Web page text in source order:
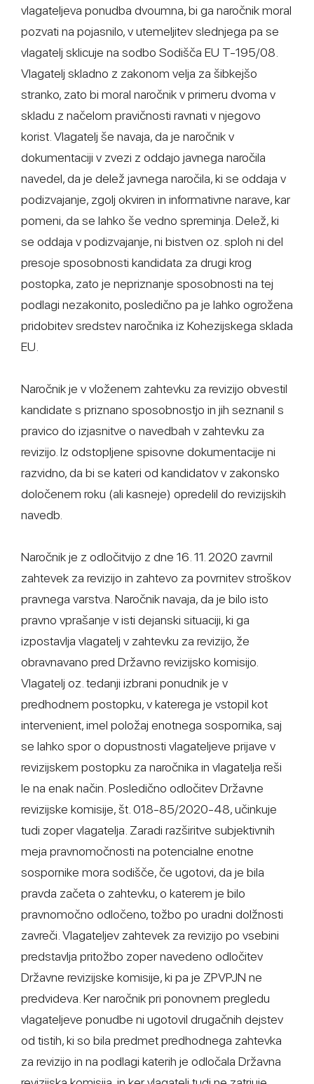
vlagateljeva ponudba dvoumna, bi ga naročnik moral
pozvati na pojasnilo, v utemeljitev slednjega pa se
vlagatelj sklicuje na sodbo Sodišča EU T-195/08.
Vlagatelj skladno z zakonom velja za šibkejšo
stranko, zato bi moral naročnik v primeru dvoma v
skladu z načelom pravičnosti ravnati v njegovo
korist. Vlagatelj še navaja, da je naročnik v
dokumentaciji v zvezi z oddajo javnega naročila
navedel, da je delež javnega naročila, ki se oddaja v
podizvajanje, zgolj okviren in informativne narave, kar
pomeni, da se lahko še vedno spreminja. Delež, ki
se oddaja v podizvajanje, ni bistven oz. sploh ni del
presoje sposobnosti kandidata za drugi krog
postopka, zato je nepriznanje sposobnosti na tej
podlagi nezakonito, posledično pa je lahko ogrožena
pridobitev sredstev naročnika iz Kohezijskega sklada
EU.
Naročnik je v vloženem zahtevku za revizijo obvestil
kandidate s priznano sposobnostjo in jih seznanil s
pravico do izjasnitve o navedbah v zahtevku za
revizijo. Iz odstopljene spisovne dokumentacije ni
razvidno, da bi se kateri od kandidatov v zakonsko
določenem roku (ali kasneje) opredelil do revizijskih
navedb.
Naročnik je z odločitvijo z dne 16. 11. 2020 zavrnil
zahtevek za revizijo in zahtevo za povrnitev stroškov
pravnega varstva. Naročnik navaja, da je bilo isto
pravno vprašanje v isti dejanski situaciji, ki ga
izpostavlja vlagatelj v zahtevku za revizijo, že
obravnavano pred Državno revizijsko komisijo.
Vlagatelj oz. tedanji izbrani ponudnik je v
predhodnem postopku, v katerega je vstopil kot
intervenient, imel položaj enotnega sospornika, saj
se lahko spor o dopustnosti vlagateljeve prijave v
revizijskem postopku za naročnika in vlagatelja reši
le na enak način. Posledično odločitev Državne
revizijske komisije, št. 018-85/2020-48, učinkuje
tudi zoper vlagatelja. Zaradi razširitve subjektivnih
meja pravnomočnosti na potencialne enotne
sospornike mora sodišče, če ugotovi, da je bila
pravda začeta o zahtevku, o katerem je bilo
pravnomočno odločeno, tožbo po uradni dolžnosti
zavreči. Vlagateljev zahtevek za revizijo po vsebini
predstavlja pritožbo zoper navedeno odločitev
Državne revizijske komisije, ki pa je ZPVPJN ne
predvideva. Ker naročnik pri ponovnem pregledu
vlagateljeve ponudbe ni ugotovil drugačnih dejstev
od tistih, ki so bila predmet predhodnega zahtevka
za revizijo in na podlagi katerih je odločala Državna